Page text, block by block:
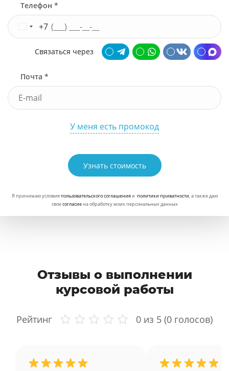
Телефон *
+7
Связаться через
Почта *
У меня есть промокод
Узнать стоимость
Я принимаю условияпользовательского соглашенияи политики приватности, а также даю
своесогласиена обработку моих персональных данных
Отзывы о выполнении
курсовой работы
Рейтинг 0 из 5 (0 голосов)